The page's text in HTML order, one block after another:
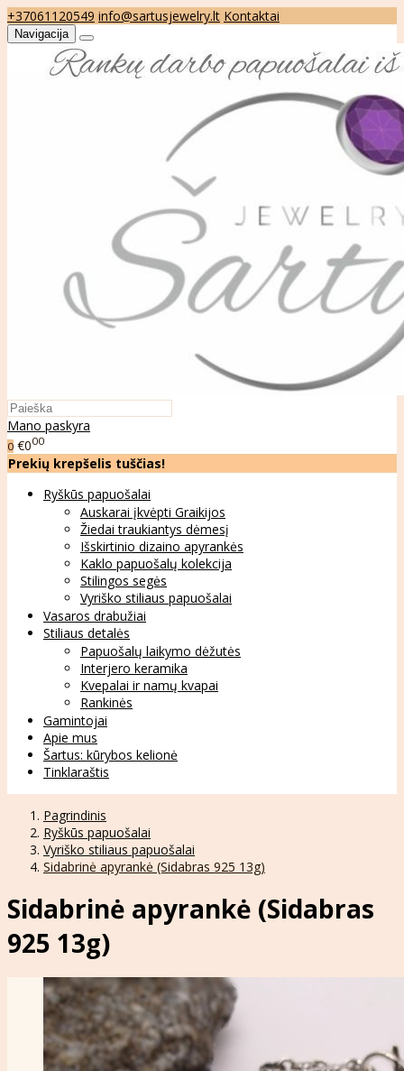
+37061120549 info@sartusjewelry.lt Kontaktai
Navigacija
Mano paskyra
0 €000
Prekių krepšelis tuščias!
Ryškūs papuošalai
Auskarai įkvėpti Graikijos
Žiedai traukiantys dėmesį
Išskirtinio dizaino apyrankės
Kaklo papuošalų kolekcija
Stilingos segės
Vyriško stiliaus papuošalai
Vasaros drabužiai
Stiliaus detalės
Papuošalų laikymo dėžutės
Interjero keramika
Kvepalai ir namų kvapai
Rankinės
Gamintojai
Apie mus
Šartus: kūrybos kelionė
Tinklaraštis
Pagrindinis
Ryškūs papuošalai
Vyriško stiliaus papuošalai
Sidabrinė apyrankė (Sidabras 925 13g)
Sidabrinė apyrankė (Sidabras
925 13g)